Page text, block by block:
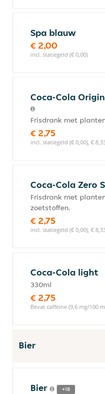
Spa blauw
€ 2,00
incl. statiegeld (€ 0,00)
Coca-Cola
Frisdrank met
€ 2,75
incl. statiegeld (€ 0,00), €
Coca-Cola Zero
Frisdrank met
zoetstoffen.
€ 2,75
incl. statiegeld (€ 0,00), €
Coca-Cola light
330ml
€ 2,75
Bevat caffeine (9,6 mg/100
Bier
Bier +18